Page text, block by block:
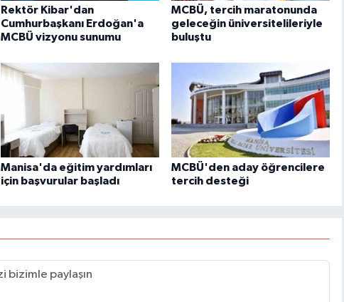
Rektör Kibar'dan
Cumhurbaşkanı Erdoğan'a
MCBÜ vizyonu sunumu
MCBÜ, tercih maratonunda
geleceğin üniversitelileriyle
buluştu
Manisa'da eğitim yardımları
için başvurular başladı
MCBÜ'den aday öğrencilere
tercih desteği